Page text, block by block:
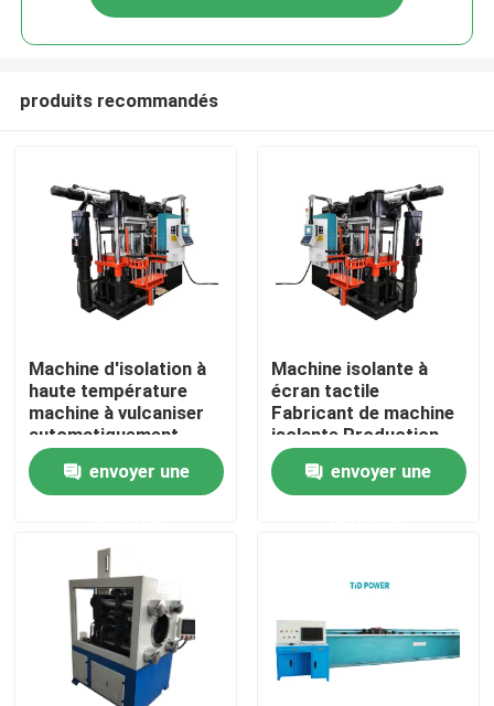
À la maison
Produits
À propos de nous
Visite de l'usine
produits recommandés
Machine d'isolation à
haute température
machine à vulcaniser
automatiquement
pour isolants
compositesenvoyer une
Machine isolante à
écran tactile
Fabricant de machine
isolante Production
rationalisée
envoyer une